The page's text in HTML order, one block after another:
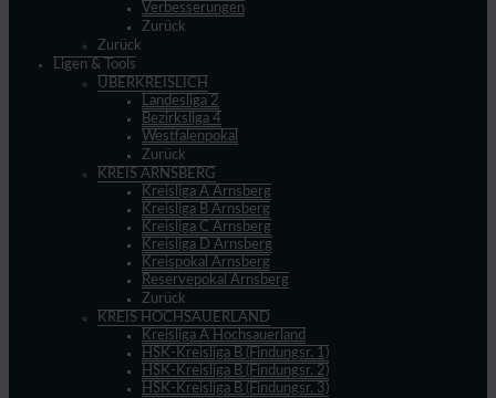
Verbesserungen
Zurück
Zurück
Ligen & Tools
ÜBERKREISLICH
Landesliga 2
Bezirksliga 4
Westfalenpokal
Zurück
KREIS ARNSBERG
Kreisliga A Arnsberg
Kreisliga B Arnsberg
Kreisliga C Arnsberg
Kreisliga D Arnsberg
Kreispokal Arnsberg
Reservepokal Arnsberg
Zurück
KREIS HOCHSAUERLAND
Kreisliga A Hochsauerland
HSK-Kreisliga B (Findungsr. 1)
HSK-Kreisliga B (Findungsr. 2)
HSK-Kreisliga B (Findungsr. 3)